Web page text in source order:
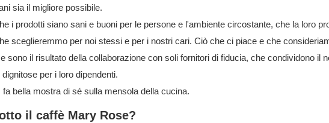
sia il migliore possibile.
i prodotti siano sani e buoni per le persone e l'ambiente circostante, che la loro
sceglieremmo per noi stessi e per i nostri cari. Ciò che ci piace e che
sono il risultato della collaborazione con soli fornitori di fiducia, che condividono il
per i loro dipendenti.
bella mostra di sé sulla mensola della cucina.
il caffè Mary Rose?